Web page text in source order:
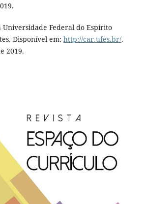
Universidade Federal do Espírito
Disponível em: http://car.ufes.br/.
2019.